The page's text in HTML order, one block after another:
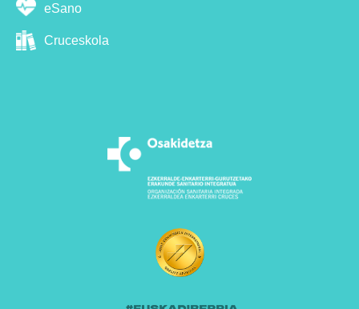
eSano
Cruceskola